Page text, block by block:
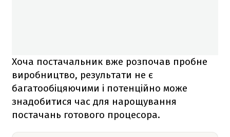
Хоча постачальник вже розпочав пробне
виробництво, результати не є
багатообіцяючими і потенційно може
знадобитися час для нарощування
постачань готового процесора.